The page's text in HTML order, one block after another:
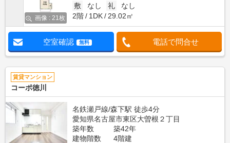
画像 : 21枚
敷
なし 礼
なし
2階
1DK 29.02㎡
空室確認 無料 電話で問合せ
賃貸マンション
コーポ徳川
名鉄瀬戸線/森下駅 徒歩4分
愛知県名古屋市東区大曽根２丁目
築年数
築42年
建物階数
4階建